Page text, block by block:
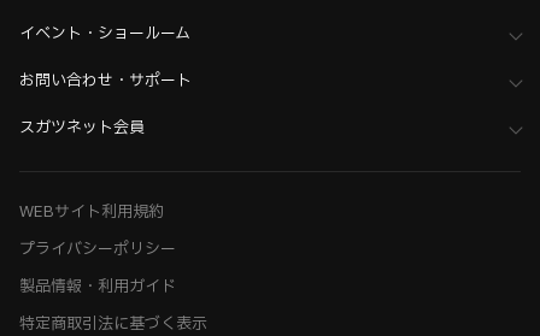
イベント・ショールーム
お問い合わせ・サポート
スガツネット会員
WEBサイト利用規約
プライバシーポリシー
製品情報・利用ガイド
特定商取引法に基づく表示